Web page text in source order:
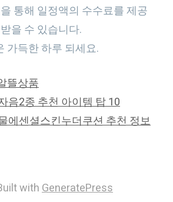
통해 일정액의 수수료를 제공
받을 수 있습니다.
가득한 하루 되세요.
뜰상품
음2종 추천 아이템 탑 10
에센셜스킨누더쿠션 추천 정보
withGeneratePress